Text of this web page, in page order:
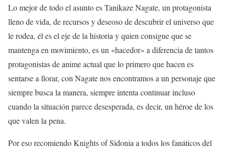
Lo mejor de todo el asunto es Tanikaze Nagate, un protagonista
lleno de vida, de recursos y deseoso de descubrir el universo que
le rodea, él es el eje de la historia y quien consigue que se
mantenga en movimiento, es un «hacedor» a diferencia de tantos
protagonistas de anime actual que lo primero que hacen es
sentarse a llorar, con Nagate nos encontramos a un personaje que
siempre busca la manera, siempre intenta continuar incluso
cuando la situación parece desesperada, es decir, un héroe de los
que valen la pena.
Por eso recomiendo Knights of Sidonia a todos los fanáticos del